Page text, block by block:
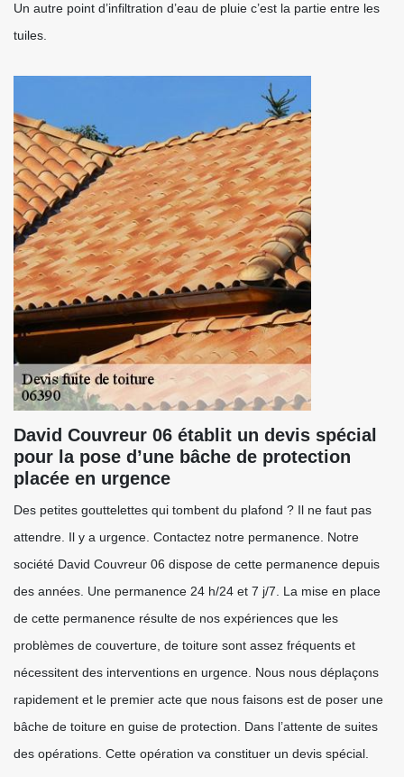
Un autre point d’infiltration d’eau de pluie c’est la partie entre les
tuiles.
David Couvreur 06 établit un devis spécial
pour la pose d’une bâche de protection
placée en urgence
Des petites gouttelettes qui tombent du plafond ? Il ne faut pas
attendre. Il y a urgence. Contactez notre permanence. Notre
société David Couvreur 06 dispose de cette permanence depuis
des années. Une permanence 24 h/24 et 7 j/7. La mise en place
de cette permanence résulte de nos expériences que les
problèmes de couverture, de toiture sont assez fréquents et
nécessitent des interventions en urgence. Nous nous déplaçons
rapidement et le premier acte que nous faisons est de poser une
bâche de toiture en guise de protection. Dans l’attente de suites
des opérations. Cette opération va constituer un devis spécial.